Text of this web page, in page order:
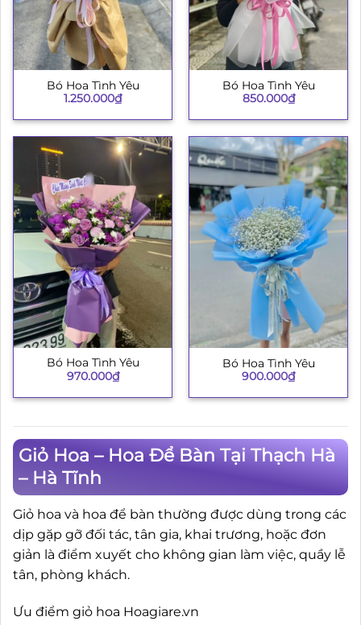
Bó Hoa Tình Yêu
1.250.000₫
Bó Hoa Tình Yêu
850.000₫
Bó Hoa Tình Yêu
970.000₫
Bó Hoa Tình Yêu
900.000₫
Giỏ Hoa – Hoa Để Bàn Tại Thạch Hà
– Hà Tĩnh
Giỏ hoa và hoa để bàn thường được dùng trong các
dịp gặp gỡ đối tác, tân gia, khai trương, hoặc đơn
giản là điểm xuyết cho không gian làm việc, quầy lễ
tân, phòng khách.
Ưu điểm giỏ hoa Hoagiare.vn